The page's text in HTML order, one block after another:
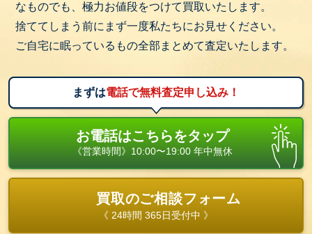
なものでも、極力お値段をつけて買取いたします。
捨ててしまう前にまず一度私たちにお見せください。
ご自宅に眠っているもの全部まとめて査定いたします。
まずは電話で無料査定申し込み！
お電話はこちらをタップ
《営業時間》10:00〜19:00 年中無休
買取のご相談フォーム
《 24時間 365日受付中 》